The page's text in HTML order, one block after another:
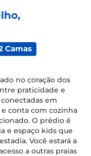
Camas
no coração dos
praticidade e
em
conta com cozinha
O prédio é
e espaço kids que
Você estará a
a outras praias